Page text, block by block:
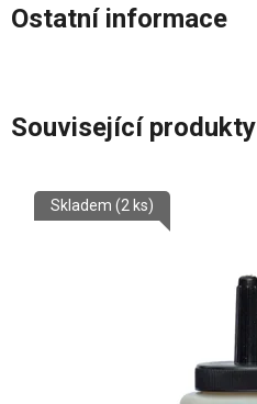
Ostatní informace
Související produkty
Skladem (2 ks)